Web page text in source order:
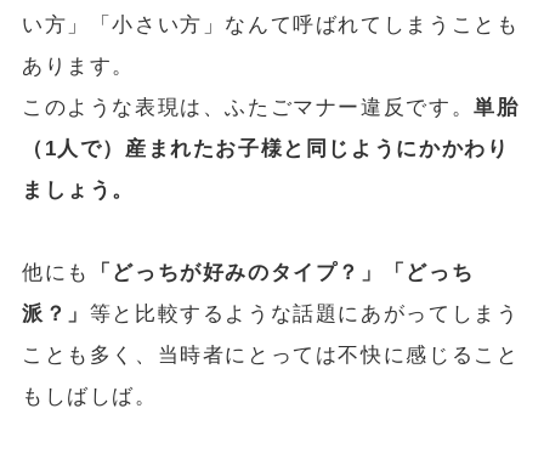
い方」「小さい方」なんて呼ばれてしまうことも
あります。
このような表現は、ふたごマナー違反です。単胎
（1⼈で）産まれたお子様と同じようにかかわり
ましょう。
他にも
「どっちが好みのタイプ？」「どっち
派？」 等と比較するような話題にあがってしまう
ことも多く、当時者にとっては不快に感じること
もしばしば。